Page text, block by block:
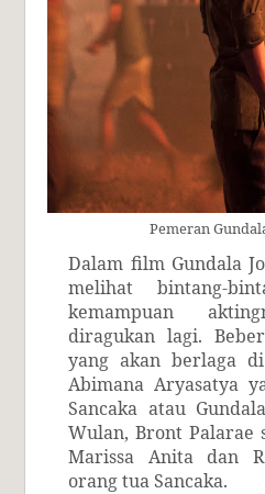
Pemeran
Dalam film Gundala
melihat bintang-
kemampuan
diragukan lagi.
yang akan berlaga
Abimana Aryasatya
Sancaka atau
Wulan, Bront Palarae
Marissa Anita dan
orang tua Sancaka.